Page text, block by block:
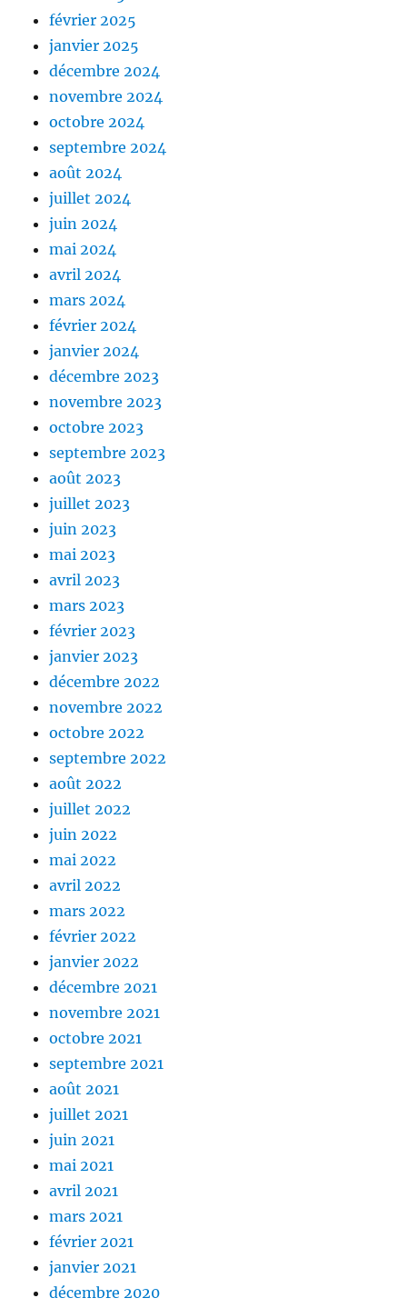
février 2025
janvier 2025
décembre 2024
novembre 2024
octobre 2024
septembre 2024
août 2024
juillet 2024
juin 2024
mai 2024
avril 2024
mars 2024
février 2024
janvier 2024
décembre 2023
novembre 2023
octobre 2023
septembre 2023
août 2023
juillet 2023
juin 2023
mai 2023
avril 2023
mars 2023
février 2023
janvier 2023
décembre 2022
novembre 2022
octobre 2022
septembre 2022
août 2022
juillet 2022
juin 2022
mai 2022
avril 2022
mars 2022
février 2022
janvier 2022
décembre 2021
novembre 2021
octobre 2021
septembre 2021
août 2021
juillet 2021
juin 2021
mai 2021
avril 2021
mars 2021
février 2021
janvier 2021
décembre 2020